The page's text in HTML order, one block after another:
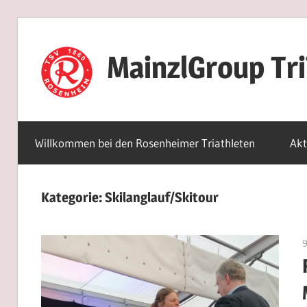
springen
MainzlGroup
Willkommen bei den Rosenheimer Triathleten
Kategorie:Skilanglauf/Skitour